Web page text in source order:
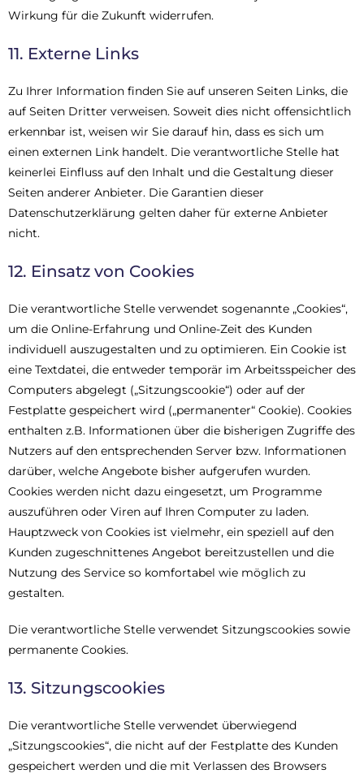
Wirkung für die Zukunft widerrufen.
11. Externe Links
Zu Ihrer Information finden Sie auf unseren Seiten Links, die
auf Seiten Dritter verweisen. Soweit dies nicht offensichtlich
erkennbar ist, weisen wir Sie darauf hin, dass es sich um
einen externen Link handelt. Die verantwortliche Stelle hat
keinerlei Einfluss auf den Inhalt und die Gestaltung dieser
Seiten anderer Anbieter. Die Garantien dieser
Datenschutzerklärung gelten daher für externe Anbieter
nicht.
12. Einsatz von Cookies
Die verantwortliche Stelle verwendet sogenannte „Cookies“,
um die Online-Erfahrung und Online-Zeit des Kunden
individuell auszugestalten und zu optimieren. Ein Cookie ist
eine Textdatei, die entweder temporär im Arbeitsspeicher des
Computers abgelegt („Sitzungscookie“) oder auf der
Festplatte gespeichert wird („permanenter“ Cookie). Cookies
enthalten z.B. Informationen über die bisherigen Zugriffe des
Nutzers auf den entsprechenden Server bzw. Informationen
darüber, welche Angebote bisher aufgerufen wurden.
Cookies werden nicht dazu eingesetzt, um Programme
auszuführen oder Viren auf Ihren Computer zu laden.
Hauptzweck von Cookies ist vielmehr, ein speziell auf den
Kunden zugeschnittenes Angebot bereitzustellen und die
Nutzung des Service so komfortabel wie möglich zu
gestalten.
Die verantwortliche Stelle verwendet Sitzungscookies sowie
permanente Cookies.
13. Sitzungscookies
Die verantwortliche Stelle verwendet überwiegend
„Sitzungscookies“, die nicht auf der Festplatte des Kunden
gespeichert werden und die mit Verlassen des Browsers